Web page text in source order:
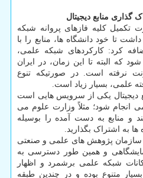
منابع دیجیتال
تکمیل کلیه فازهای پروانه شبکه
تا خود دانشگاه ها، منابع را با
کرد: کارکردهای شبکه علمی،
که البته تا این زمان، در ایران
نرفته است. در صورتیکه تنوع
علمی، بسیار زیاد است.
دیجیتال یکی از سرویس هایی است
انجام شود؛ مثلاً وزارت علوم می
و منابع به دست آمده را بوسیله
به اشتراک بگذارید.
سازمان پژوهش های علمی و صنعتی
و همین طور دسترسی به
شبکه علمی برشمرد و اظهار
متنوع بوده و در چندین طبقه